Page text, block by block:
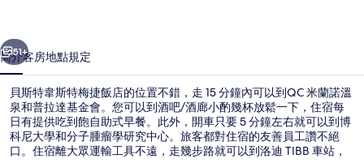
捷
飯
店
的
相
個 下一個
51+
簡介客房地點規定
貝斯特韋斯特梅捷飯店的位置不錯，走 15 分鐘內可以到QC 米蘭諾溫
泉和普拉達基金會。您可以到酒吧/酒廊小酌幾杯放鬆一下，住宿每
日有提供吃到飽自助式早餐。此外，開車只要 5 分鐘左右就可以到博
科尼大學和分子腫瘤學研究中心。旅客都對住宿的友善員工讚不絕
口。住宿離大眾運輸工具不遠，走幾步路就可以到洛迪 TIBB 車站，